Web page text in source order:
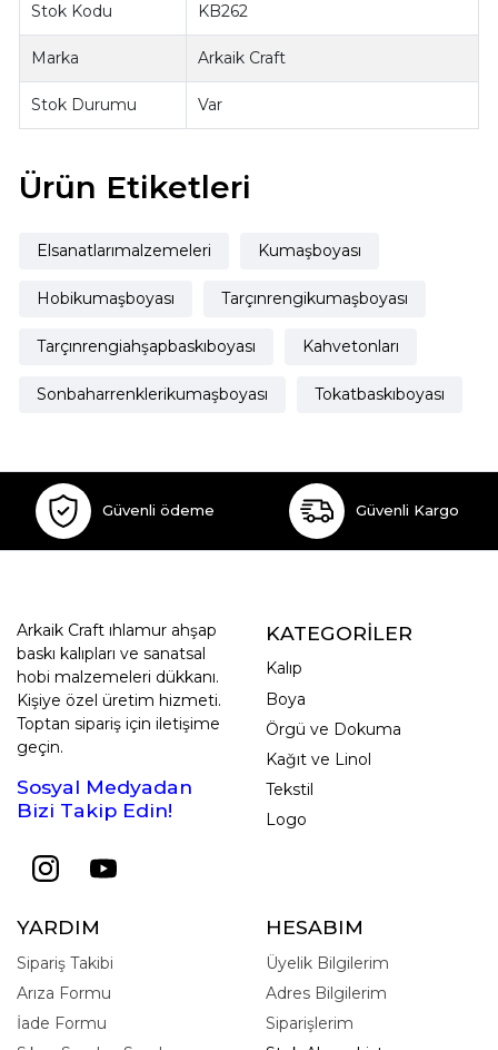
Stok Kodu KB262
Marka Arkaik Craft
Stok Durumu Var
Ürün Etiketleri
Elsanatlarımalzemeleri Kumaşboyası
Hobikumaşboyası Tarçınrengikumaşboyası
Tarçınrengiahşapbaskıboyası Kahvetonları
Sonbaharrenklerikumaşboyası Tokatbaskıboyası
Güvenli ödeme Güvenli Kargo
Arkaik Craft ıhlamur ahşap
baskı kalıpları ve sanatsal
hobi malzemeleri dükkanı.
Kişiye özel üretim hizmeti.
Toptan sipariş için iletişime
geçin.
Sosyal Medyadan
Bizi Takip Edin!
KATEGORİLER
Kalıp
Boya
Örgü ve Dokuma
Kağıt ve Linol
Tekstil
Logo
YARDIM
Sipariş Takibi
Arıza Formu
İade Formu
HESABIM
Üyelik Bilgilerim
Adres Bilgilerim
Siparişlerim